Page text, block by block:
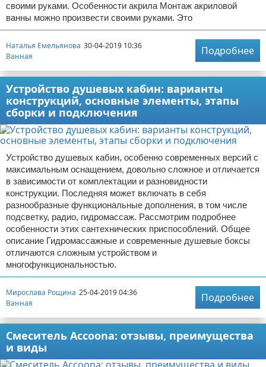
своими руками. Особенности акрила Монтаж акриловой
ванны можно произвести своими руками. Это
Наталья Емельянова 30-04-2019 10:36
Ванная
Подробнее
Устройство душевых кабин: варианты
конструкций, основные элементы, этапы
сборки и подключения
Устройство душевых кабин, особенно современных версий с
максимальным оснащением, довольно сложное и отличается
в зависимости от комплектации и разновидности
конструкции. Последняя может включать в себя
разнообразные функциональные дополнения, в том числе
подсветку, радио, гидромассаж. Рассмотрим подробнее
особенности этих сантехнических приспособлений. Общее
описание Гидромассажные и современные душевые боксы
отличаются сложным устройством и
многофункциональностью.
Мирослава Рощина 25-04-2019 04:36
Ванная
Подробнее
Смеситель Accoona: отзывы, преимущества
и виды